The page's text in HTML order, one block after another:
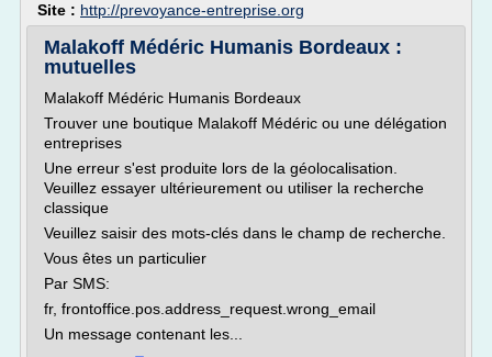
Site : http://prevoyance-entreprise.org
Malakoff Médéric Humanis Bordeaux :
mutuelles
Malakoff Médéric Humanis Bordeaux
Trouver une boutique Malakoff Médéric ou une délégation
entreprises
Une erreur s'est produite lors de la géolocalisation.
Veuillez essayer ultérieurement ou utiliser la recherche
classique
Veuillez saisir des mots-clés dans le champ de recherche.
Vous êtes un particulier
Par SMS:
fr, frontoffice.pos.address_request.wrong_email
Un message contenant les...